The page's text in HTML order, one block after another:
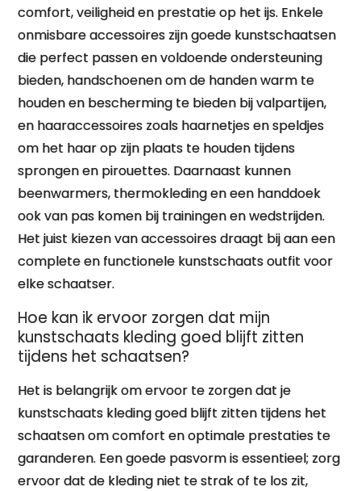
comfort, veiligheid en prestatie op het ijs. Enkele
onmisbare accessoires zijn goede kunstschaatsen
die perfect passen en voldoende ondersteuning
bieden, handschoenen om de handen warm te
houden en bescherming te bieden bij valpartijen,
en haaraccessoires zoals haarnetjes en speldjes
om het haar op zijn plaats te houden tijdens
sprongen en pirouettes. Daarnaast kunnen
beenwarmers, thermokleding en een handdoek
ook van pas komen bij trainingen en wedstrijden.
Het juist kiezen van accessoires draagt bij aan een
complete en functionele kunstschaats outfit voor
elke schaatser.
Hoe kan ik ervoor zorgen dat mijn
kunstschaats kleding goed blijft zitten
tijdens het schaatsen?
Het is belangrijk om ervoor te zorgen dat je
kunstschaats kleding goed blijft zitten tijdens het
schaatsen om comfort en optimale prestaties te
garanderen. Een goede pasvorm is essentieel; zorg
ervoor dat de kleding niet te strak of te los zit,